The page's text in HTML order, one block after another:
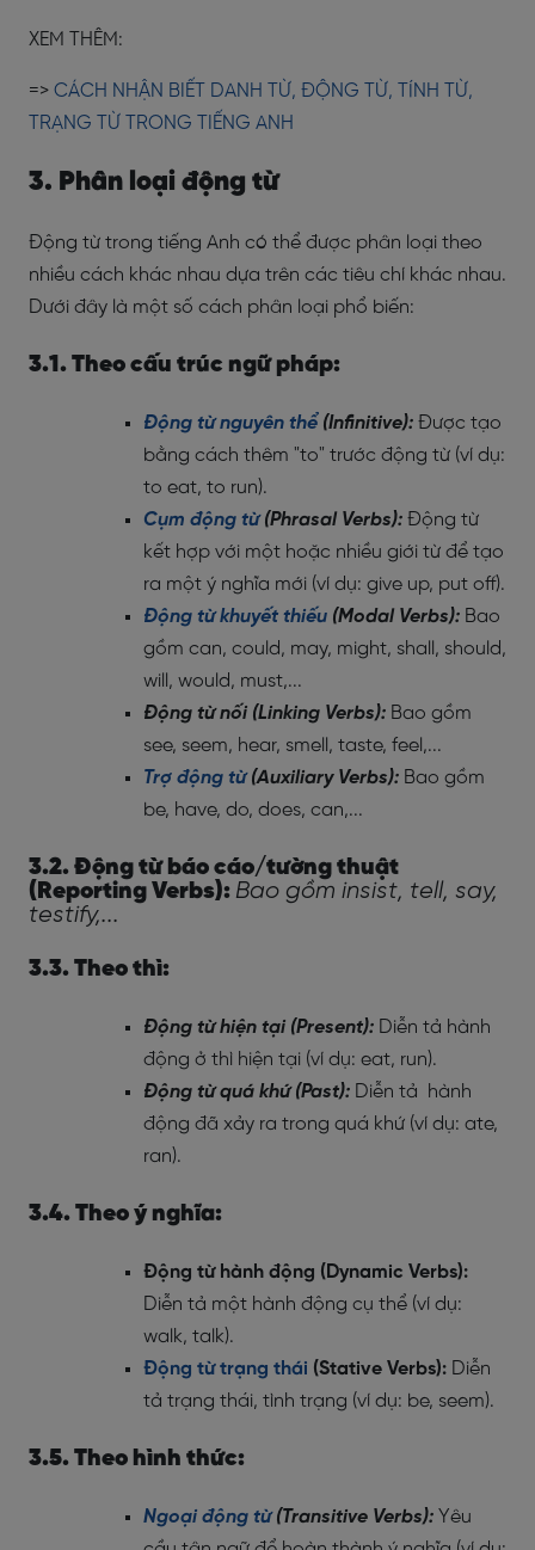
XEM THÊM:
=> CÁCH NHẬN BIẾT DANH TỪ, ĐỘNG TỪ, TÍNH TỪ,
TRẠNG TỪ TRONG TIẾNG ANH
3. Phân loại động từ
Động từ trong tiếng Anh có thể được phân loại theo
nhiều cách khác nhau dựa trên các tiêu chí khác nhau.
Dưới đây là một số cách phân loại phổ biến:
3.1. Theo cấu trúc ngữ pháp:
Động từ nguyên thể (Infinitive): Được tạo
bằng cách thêm "to" trước động từ (ví dụ:
to eat, to run).
Cụm động từ(Phrasal Verbs): Động từ
kết hợp với một hoặc nhiều giới từ để tạo
ra một ý nghĩa mới (ví dụ: give up, put off).
Động từ khuyết thiếu (Modal Verbs): Bao
gồm can, could, may, might, shall, should,
will, would, must,...
Động từ nối (Linking Verbs): Bao gồm
see, seem, hear, smell, taste, feel,...
Trợ động từ(Auxiliary Verbs): Bao gồm
be, have, do, does, can,...
3.2. Động từ báo cáo/tường thuật
(Reporting Verbs): Bao gồm insist, tell, say,
testify,...
3.3. Theo thì:
Động từ hiện tại (Present): Diễn tả hành
động ở thì hiện tại (ví dụ: eat, run).
Động từ quá khứ (Past): Diễn tả hành
động đã xảy ra trong quá khứ (ví dụ: ate,
ran).
3.4. Theo ý nghĩa:
Động từ hành động (Dynamic Verbs):
Diễn tả một hành động cụ thể (ví dụ:
walk, talk).
Động từ trạng thái (Stative Verbs): Diễn
tả trạng thái, tình trạng (ví dụ: be, seem).
3.5. Theo hình thức:
Ngoại động từ(Transitive Verbs): Yêu